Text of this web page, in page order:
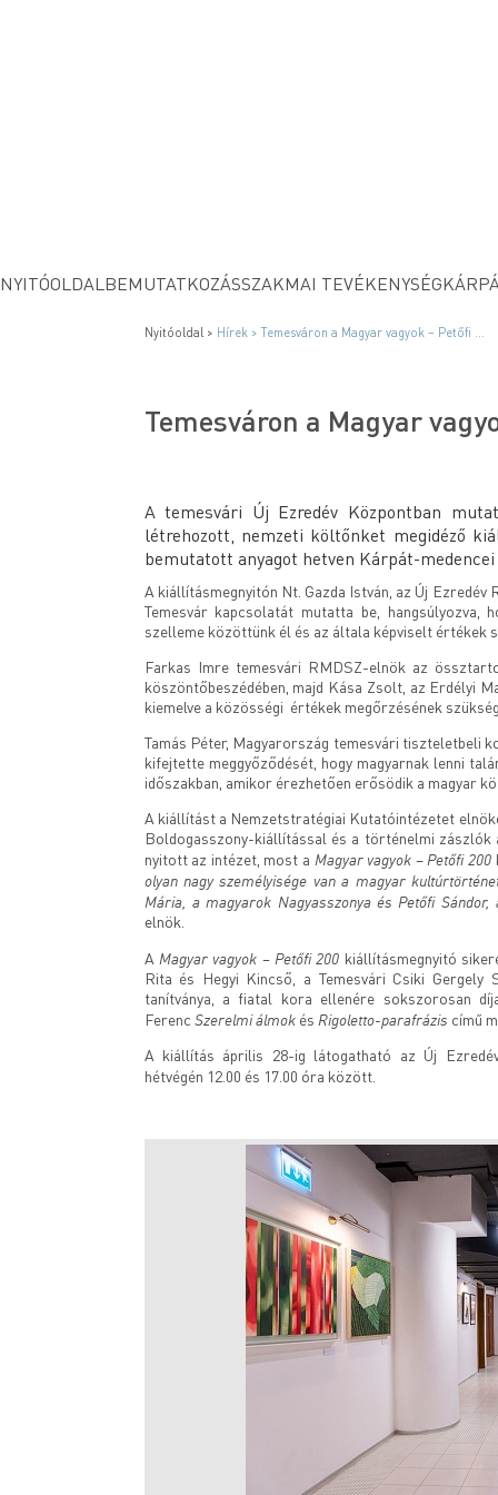
NYITÓOLDAL BEMUTATKOZÁSSZAKMAI TEVÉKENYSÉG
Nyitóoldal > Hírek > Temesváron a Magyar vagyok – Petőfi ...
Temesváron a Magyar
A temesvári Új Ezredév Központban
létrehozott, nemzeti költőnket megidéző
bemutatott anyagot hetven Kárpát-
A kiállításmegnyitón Nt. Gazda István, az Új
Temesvár kapcsolatát mutatta be,
szelleme közöttünk él és az általa képviselt értékek
Farkas Imre temesvári RMDSZ-elnök az
köszöntőbeszédében, majd Kása Zsolt, az Erdélyi
kiemelve a közösségi értékek megőrzésének
Tamás Péter, Magyarország temesvári tiszteletbeli
kifejtette meggyőződését, hogy magyarnak lenni
időszakban, amikor érezhetően erősödik a magyar
A kiállítást a Nemzetstratégiai Kutatóintézetet
Boldogasszony-kiállítással és a történelmi zászlók
nyitott az intézet, most a Magyar vagyok – Petőfi 200
olyan nagy személyisége van a magyar
Mária, a magyarok Nagyasszonya és Petőfi Sándor,
elnök.
A Magyar vagyok – Petőfi 200 kiállításmegnyitó
Rita és Hegyi Kincső, a Temesvári Csiki
tanítványa, a fiatal kora ellenére sokszorosan
Ferenc Szerelmi álmok és Rigoletto-parafrázis című
A kiállítás április 28-ig látogatható az Új
hétvégén 12.00 és 17.00 óra között.